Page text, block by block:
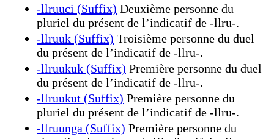
-llruuci (Suffix) Deuxième personne du
pluriel du présent de l’indicatif de -llru-.
-llruuk (Suffix) Troisième personne du duel
du présent de l’indicatif de -llru-.
-llruukuk (Suffix) Première personne du duel
du présent de l’indicatif de -llru-.
-llruukut (Suffix) Première personne du
pluriel du présent de l’indicatif de -llru-.
-llruunga (Suffix) Première personne du